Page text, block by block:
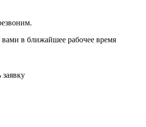
в ближайшее рабочее время
заявку